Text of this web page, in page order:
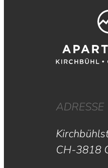
ADRESSE
CH-3818